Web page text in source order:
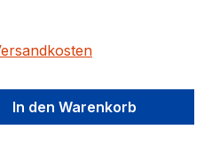
den
In den Warenkorb